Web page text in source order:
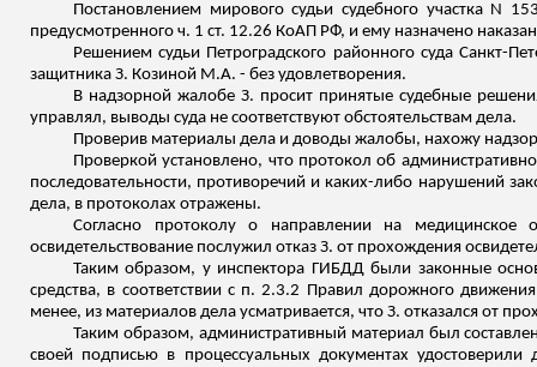
Постановлением мирового судьи судебного участка N
предусмотренного ч. 1 ст. 12.26 КоАП РФ, и ему назначено
Решением судьи Петроградского районного суда Санкт-
защитника З. Козиной М.А. - без удовлетворения.
В надзорной жалобе З. просит принятые судебные
управлял, выводы суда не соответствуют обстоятельствам дела.
Проверив материалы дела и доводы жалобы, нахожу
Проверкой установлено, что протокол об
последовательности, противоречий и каких-либо нарушений
дела, в протоколах отражены.
Согласно протоколу о направлении на медицинское
освидетельствование послужил отказ З. от прохождения
Таким образом, у инспектора ГИБДД были законные
средства, в соответствии с п. 2.3.2 Правил дорожного
менее, из материалов дела усматривается, что З. отказался от
Таким образом, административный материал был
своей подписью в процессуальных документах